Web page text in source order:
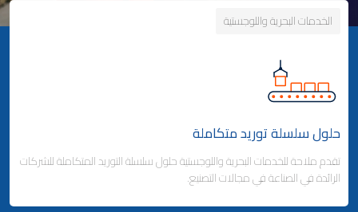
الخدمات البحرية واللوجستية
حلول سلسلة توريد متكاملة
تقدم ملاحة للخدمات البحرية واللوجستية حلول سلسلة التوريد المتكاملة للشركات
الرائدة في الصناعة في مجالات التصنيع.